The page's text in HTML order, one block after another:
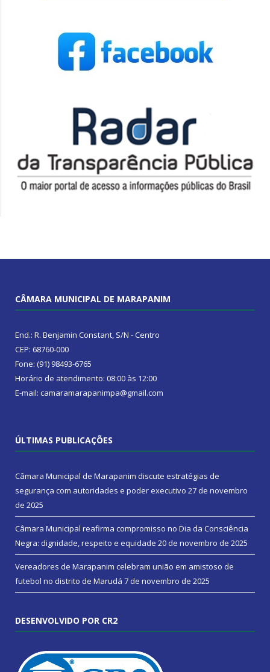
CÂMARA MUNICIPAL DE MARAPANIM
End.: R. Benjamin Constant, S/N - Centro
CEP: 68760-000
Fone: (91) 98493-6765
Horário de atendimento: 08:00 às 12:00
E-mail: camaramarapanimpa@gmail.com
ÚLTIMAS PUBLICAÇÕES
Câmara Municipal de Marapanim discute estratégias de
segurança com autoridades e poder executivo 27 de novembro
de 2025
Câmara Municipal reafirma compromisso no Dia da Consciência
Negra: dignidade, respeito e equidade 20 de novembro de 2025
Vereadores de Marapanim celebram união em amistoso de
futebol no distrito de Marudá 7 de novembro de 2025
DESENVOLVIDO POR CR2